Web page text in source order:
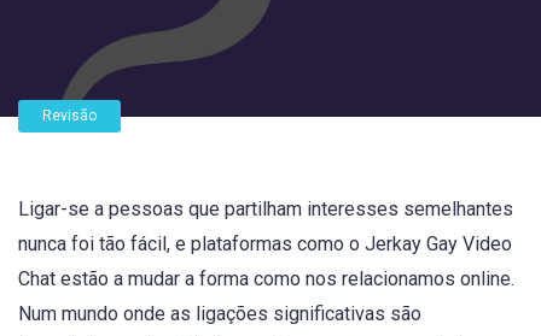
Revisão
Ligar-se a pessoas que partilham interesses semelhantes
nunca foi tão fácil, e plataformas como o Jerkay Gay Video
Chat estão a mudar a forma como nos relacionamos online.
Num mundo onde as ligações significativas são